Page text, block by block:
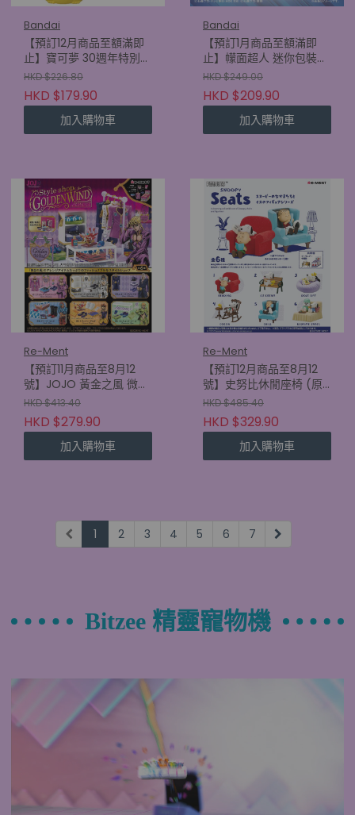
Bandai
【預訂12月商品至額滿即
止】寶可夢 30週年特別版
公仔 SP vol. (原盒12包)
(4570117935251)
HKD $226.80
HKD $179.90
加入購物車
Bandai
【預訂1月商品至額滿即
止】幪面超人 迷你包裝吊
飾 & 朱古力餅乾 2 (原盒
10件) (4570117931505)
HKD $249.00
HKD $209.90
加入購物車
Re-Ment
【預訂11月商品至8月12
號】JOJO 黃金之風 微型
擺設 (原盒6款)
(4521121700892)
HKD $413.40
HKD $279.90
加入購物車
Re-Ment
【預訂12月商品至8月12
號】史努比休閒座椅 (原
盒6款) (4521121701806)
HKD $485.40
HKD $329.90
加入購物車
1 2 3 4 5 6 7
Bitzee 精靈寵物機